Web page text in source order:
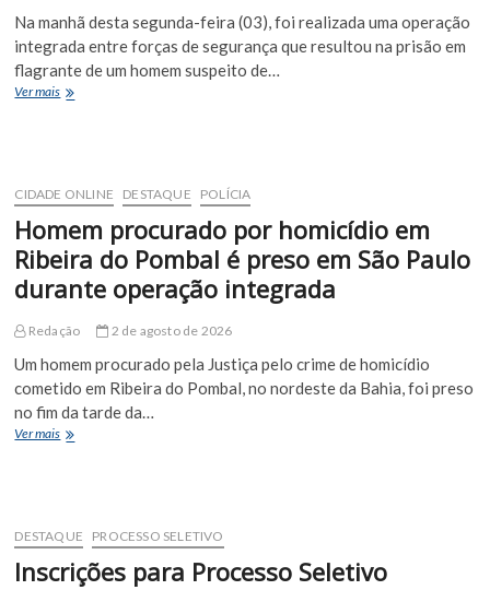
Na manhã desta segunda-feira (03), foi realizada uma operação
integrada entre forças de segurança que resultou na prisão em
flagrante de um homem suspeito de…
Ver maisOperação
é
preso
com
1
kg
de
150
e
medicamentos
irregulares
BR-
CIDADE ONLINE DESTAQUE POLÍCIA
Homem procurado por homicídio em
Ribeira do Pombal é preso em São Paulo
durante operação integrada
Redação 2 de agosto de 2026
Um homem procurado pela Justiça pelo crime de homicídio
cometido em Ribeira do Pombal, no nordeste da Bahia, foi preso
no fim da tarde da…
Ver maisHomem
Ribeira
do
Pombal
DESTAQUE PROCESSO SELETIVO
Inscrições para Processo Seletivo